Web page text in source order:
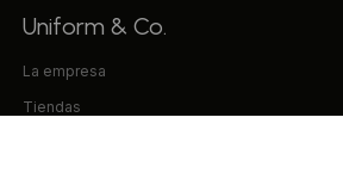
Uniform & Co.
La empresa
Tiendas